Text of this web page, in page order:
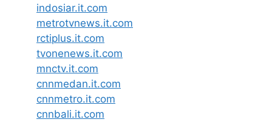
indosiar.it.com
metrotvnews.it.com
rctiplus.it.com
tvonenews.it.com
mnctv.it.com
cnnmedan.it.com
cnnmetro.it.com
cnnbali.it.com